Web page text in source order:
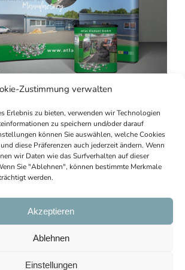
Zustimmung verwalten
Erlebnis zu bieten, verwenden wir Technologien
zu speichern und/oder darauf
können Sie auswählen, welche Cookies
diese Präferenzen auch jederzeit ändern. Wenn
wir Daten wie das Surfverhalten auf dieser
Sie "Ablehnen", können bestimmte Merkmale
werden.
Akzeptieren
Ablehnen
Einstellungen
AGBs| Imprint
Policy